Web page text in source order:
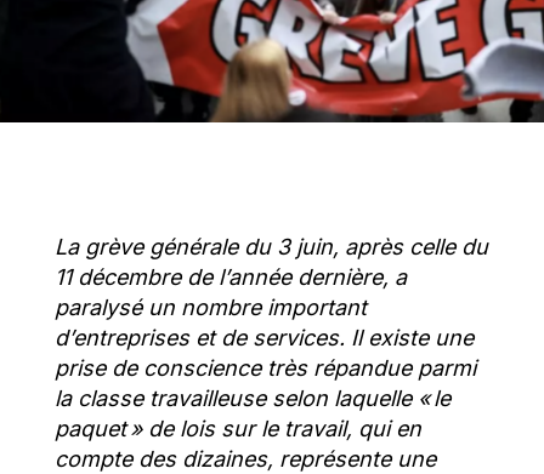
La grève générale du 3juin, après celle du
11décembre de l’année dernière, a
paralysé un nombre important
d’entreprises et de services. Il existe une
prise de conscience très répandue parmi
la classe travailleuse selon laquelle « le
paquet » de lois sur le travail, qui en
compte des dizaines, représente une